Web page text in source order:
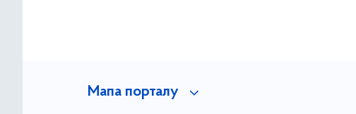
Мапа порталу